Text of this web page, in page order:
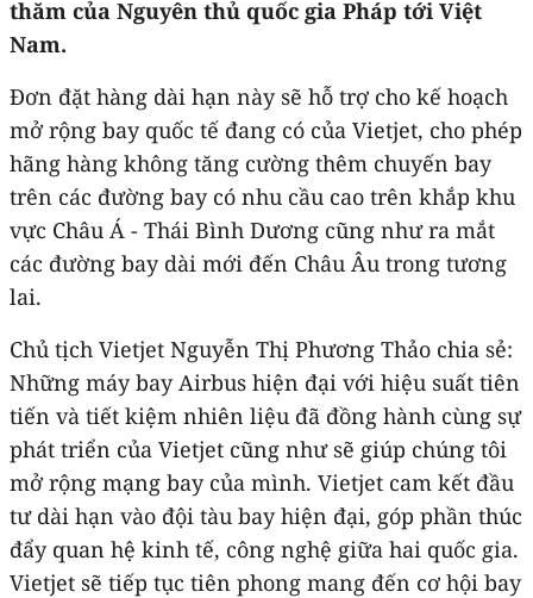
thăm của Nguyên thủ quốc gia Pháp tới Việt
Nam.
Đơn đặt hàng dài hạn này sẽ hỗ trợ cho kế hoạch
mở rộng bay quốc tế đang có của Vietjet, cho phép
hãng hàng không tăng cường thêm chuyến bay
trên các đường bay có nhu cầu cao trên khắp khu
vực Châu Á - Thái Bình Dương cũng như ra mắt
các đường bay dài mới đến Châu Âu trong tương
lai.
Chủ tịch Vietjet Nguyễn Thị Phương Thảo chia sẻ:
Những máy bay Airbus hiện đại với hiệu suất tiên
tiến và tiết kiệm nhiên liệu đã đồng hành cùng sự
phát triển của Vietjet cũng như sẽ giúp chúng tôi
mở rộng mạng bay của mình. Vietjet cam kết đầu
tư dài hạn vào đội tàu bay hiện đại, góp phần thúc
đẩy quan hệ kinh tế, công nghệ giữa hai quốc gia.
Vietjet sẽ tiếp tục tiên phong mang đến cơ hội bay